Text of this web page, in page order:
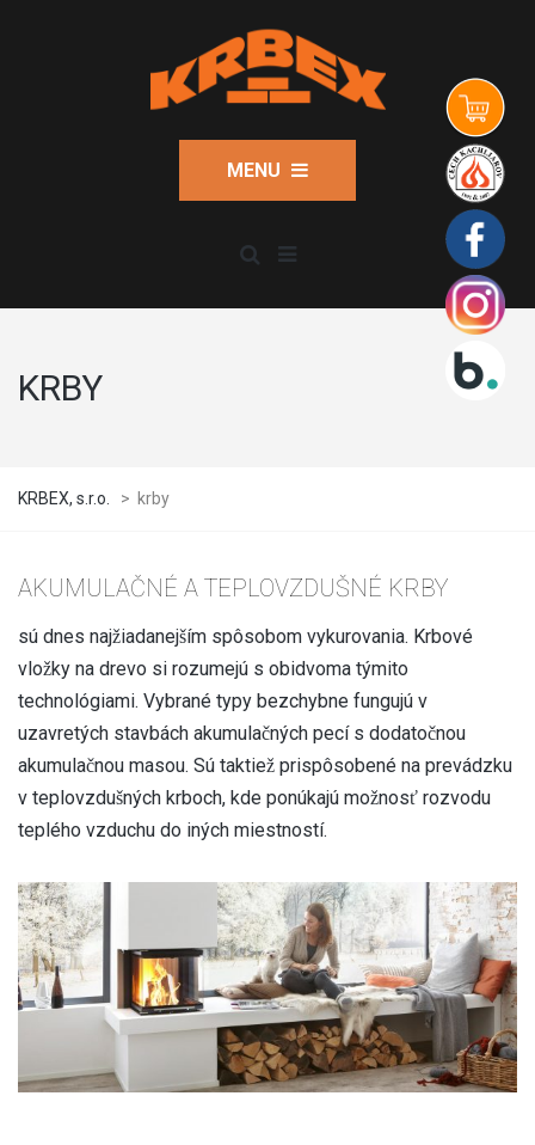
MENU
KRBY
KRBEX, s.r.o. > krby
AKUMULAČNÉ A TEPLOVZDUŠNÉ KRBY
sú dnes najžiadanejším spôsobom vykurovania. Krbové
vložky na drevo si rozumejú s obidvoma týmito
technológiami. Vybrané typy bezchybne fungujú v
uzavretých stavbách akumulačných pecí s dodatočnou
akumulačnou masou. Sú taktiež prispôsobené na prevádzku
v teplovzdušných krboch, kde ponúkajú možnosť rozvodu
teplého vzduchu do iných miestností.